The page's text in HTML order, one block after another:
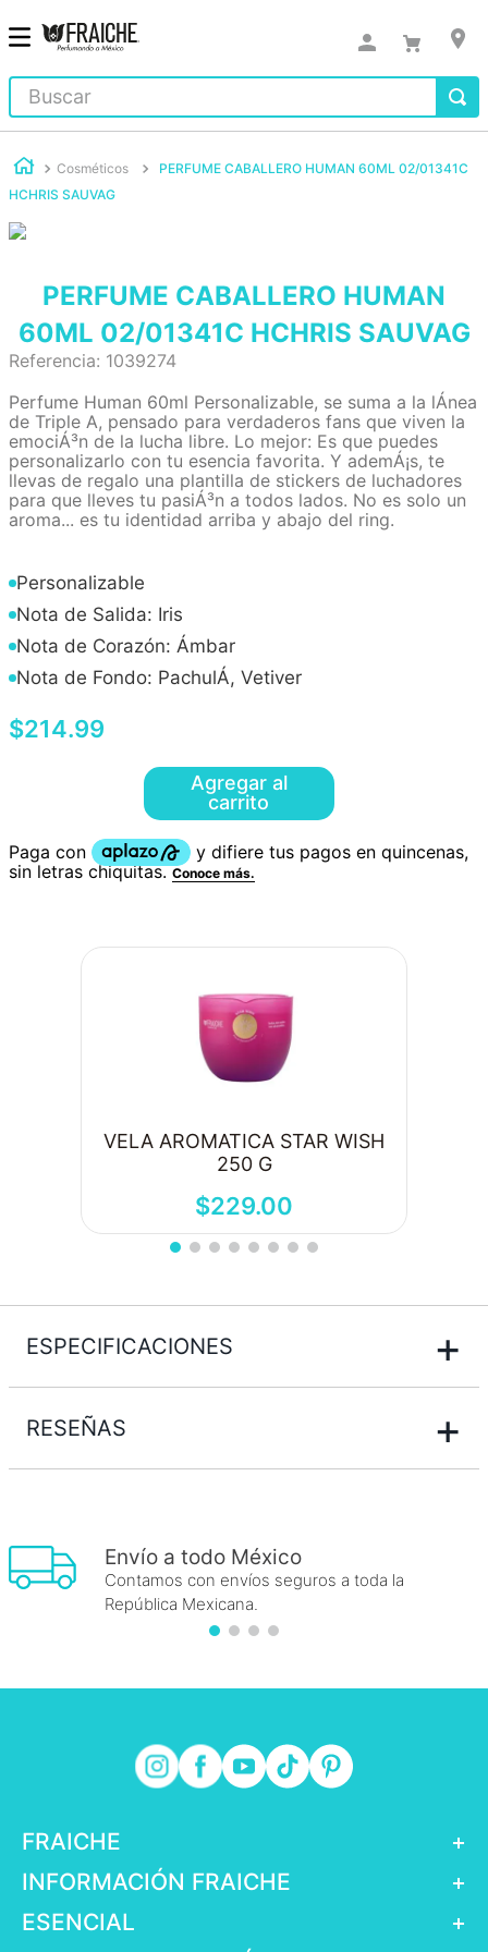
Buscar
Cosméticos
PERFUME CABALLERO HUMAN 60ML 02/01341C
HCHRIS SAUVAG
PERFUME CABALLERO HUMAN
60ML 02/01341C HCHRIS SAUVAG
Referencia: 1039274
Perfume Human 60ml Personalizable, se suma a la lÁ­nea
de Triple A, pensado para verdaderos fans que viven la
emociÁ³n de la lucha libre. Lo mejor: Es que puedes
personalizarlo con tu esencia favorita. Y ademÁ¡s, te
llevas de regalo una plantilla de stickers de luchadores
para que lleves tu pasiÁ³n a todos lados. No es solo un
aroma... es tu identidad arriba y abajo del ring.
Personalizable
Nota de Salida: Iris
Nota de Corazón: Ámbar
Nota de Fondo: PachulÁ­, Vetiver
$214.99
Agregar al
carrito
VELA AROMATICA STAR WISH
250 G
$229.00
ESPECIFICACIONES +
RESEÑAS +
Envío a todo México
Contamos con envíos seguros a toda la
República Mexicana.
FRAICHE
+
INFORMACIÓN FRAICHE
+
ESENCIAL
+